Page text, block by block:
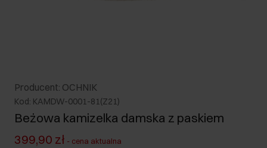
Producent: OCHNIK
Kod: KAMDW-0001-81(Z21)
Beżowa kamizelka damska z paskiem
399,90 zł - cena aktualna